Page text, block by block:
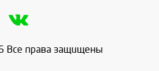
Все права защищены